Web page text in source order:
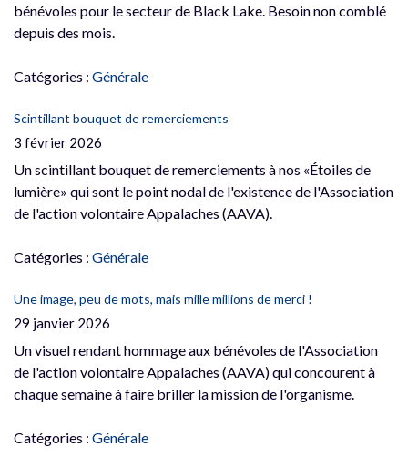
bénévoles pour le secteur de Black Lake. Besoin non comblé
depuis des mois.
Catégories : Générale
Scintillant bouquet de remerciements
3 février 2026
Un scintillant bouquet de remerciements à nos «Étoiles de
lumière» qui sont le point nodal de l'existence de l'Association
de l'action volontaire Appalaches (AAVA).
Catégories : Générale
Une image, peu de mots, mais mille millions de merci !
29 janvier 2026
Un visuel rendant hommage aux bénévoles de l'Association
de l'action volontaire Appalaches (AAVA) qui concourent à
chaque semaine à faire briller la mission de l'organisme.
Catégories : Générale